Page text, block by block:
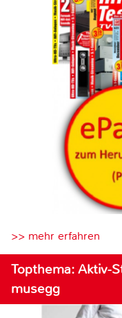
>> mehr erfahren
Topthema: Aktiv-
musegg